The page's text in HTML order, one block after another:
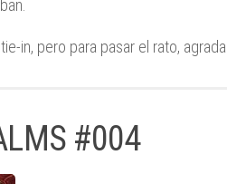
in, pero para pasar el rato,
#004